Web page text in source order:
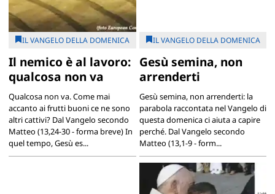
IL VANGELO DELLA DOMENICA
Il nemico è al lavoro:
qualcosa non va
Qualcosa non va. Come mai
accanto ai frutti buoni ce ne sono
altri cattivi? Dal Vangelo secondo
Matteo (13,24-30 - forma breve) In
quel tempo, Gesù es...
IL VANGELO DELLA DOMENICA
Gesù semina, non
arrenderti
Gesù semina, non arrenderti: la
parabola raccontata nel Vangelo di
questa domenica ci aiuta a capire
perché. Dal Vangelo secondo
Matteo (13,1-9 - form...